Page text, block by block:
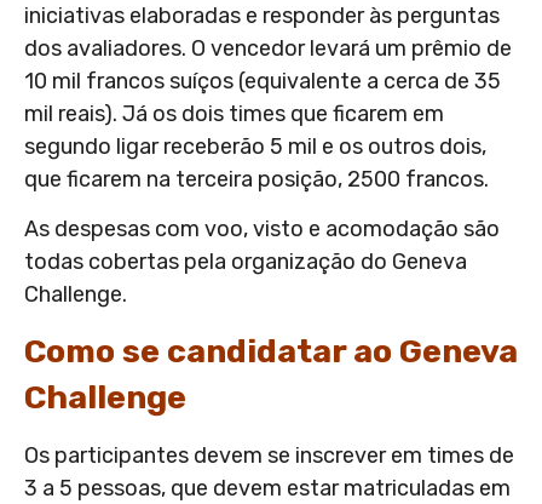
iniciativas elaboradas e responder às perguntas
dos avaliadores. O vencedor levará um prêmio de
10 mil francos suíços (equivalente a cerca de 35
mil reais). Já os dois times que ficarem em
segundo ligar receberão 5 mil e os outros dois,
que ficarem na terceira posição, 2500 francos.
As despesas com voo, visto e acomodação são
todas cobertas pela organização do Geneva
Challenge.
Como se candidatar ao Geneva
Challenge
Os participantes devem se inscrever em times de
3 a 5 pessoas, que devem estar matriculadas em